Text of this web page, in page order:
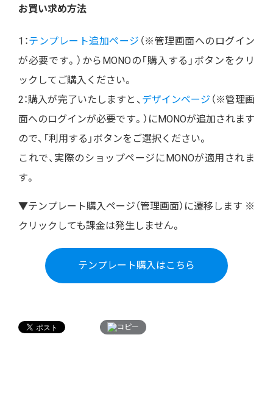
お買い求め方法
1：テンプレート追加ページ （※管理画面へのログイン
が必要です。）からMONOの「購入する」ボタンをクリ
ックしてご購入ください。
2：購入が完了いたしますと、 デザインページ （※管理画
面へのログインが必要です。）にMONOが追加されます
ので、「利用する」ボタンをご選択ください。
これで、実際のショップページにMONOが適用されま
す。
▼テンプレート購入ページ（管理画面）に遷移します ※
クリックしても課金は発生しません。
テンプレート購入はこちら
コピー